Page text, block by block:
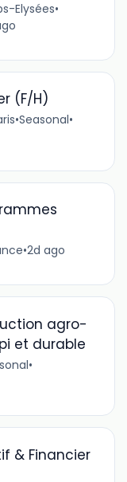
Elysées•
(F/H)
•Seasonal•
•2d ago
agro-
et durable
•
& Financier